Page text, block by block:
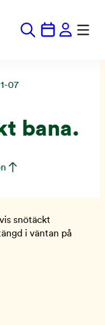
07
bana.
snötäckt
i väntan på